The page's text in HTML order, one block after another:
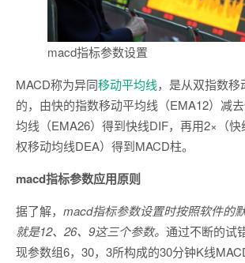
macd指标参数设置
MACD称为异同移动平均线，是从双指数
的，由快的指数移动平均线（EMA12）减
均线（EMA26）得到快线DIF，再用2×（
权移动均线DEA）得到MACD柱。
macd指标参数应用原则
据了解， macd指标参数设置时按照软件的
就是12、26、9这三个参数。 通过不断的试
现参数组6，30，3所构成的30分钟K线